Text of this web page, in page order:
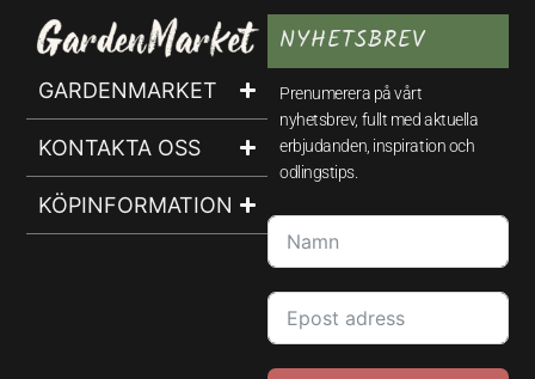
GARDENMARKET
KONTAKTA OSS
KÖPINFORMATION
NYHETSBREV
Prenumerera på vårt
nyhetsbrev, fullt med aktuella
erbjudanden, inspiration och
odlingstips.